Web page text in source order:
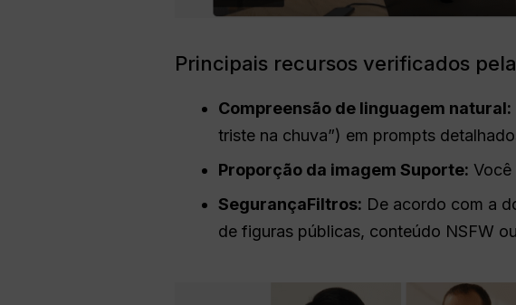
Principais recursos verificados
Compreensão de linguagem natural:
triste na chuva”) em prompts
Proporção da imagem Suporte: Você
SegurançaFiltros: De acordo com a
de figuras públicas, conteúdo NSFW